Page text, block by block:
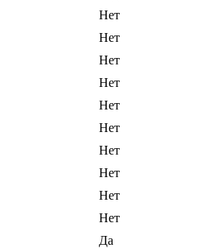
Нет
Нет
Нет
Нет
Нет
Нет
Нет
Нет
Нет
Нет
Да